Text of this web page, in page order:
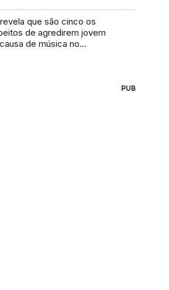
que são cinco os
de agredirem jovem
de música no
PUB